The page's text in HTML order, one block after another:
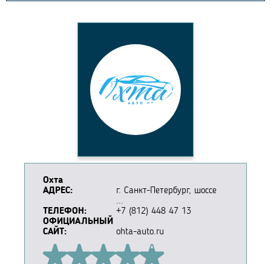
Охта
АДРЕС:
г. Санкт-Петербург, шоссе
...
ТЕЛЕФОН:
+7 (812) 448 47 13
ОФИЦИАЛЬНЫЙ
САЙТ:
ohta-auto.ru